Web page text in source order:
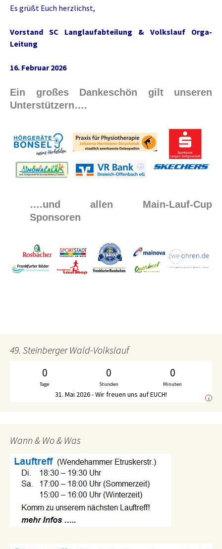
Es grüßt Euch herzlichst,
Vorstand SC Langlaufabteilung & Volkslauf Orga-
Leitung
16. Februar 2026
Ein großes Dankeschön gilt unseren
Unterstützern….
….und allen Main-Lauf-Cup
Sponsoren
49. Steinberger Wald-Volkslauf
0
Tage
0
Stunden
0
Minuten
31. Mai 2026 - Wir freuen uns auf EUCH! i
Wann & Wo & Was